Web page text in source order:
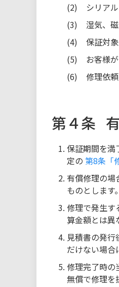
シリア
湿気、
保証対
お客様
修理依
第４条
保証期間を満
定の 第8条「
有償修理の場
ものとします
修理で発生す
算金額とは異
見積書の発
だけない場合
修理完了時の
無償で修理を